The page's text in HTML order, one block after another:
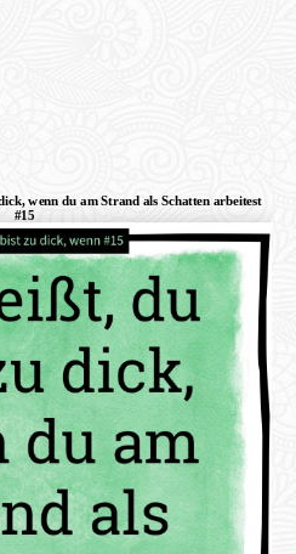
wenn du am Strand als Schatten arbeitest
#15